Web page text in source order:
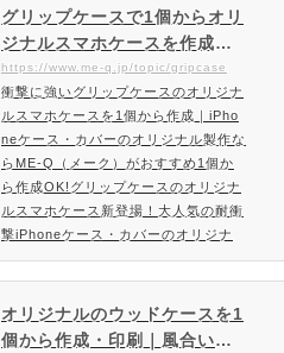
り！安いだけじゃない高品質仕上がり
で皆様にご好評頂いております。オリ
ジナル全面印刷スマホケースの印刷方
なった3D昇華転写印刷という方式を
とっております。インクシートを加
熱…
グリップケースで1個からオリ
ジナルスマホケースを作成｜i
Phoneケースのオリジナル製
作ならME-Q（メーク）
https://www.me-q.jp/topic/gripcase
衝撃に強いグリップケースのオリジナ
ルスマホケースを1個から作成｜iPho
neケース・カバーのオリジナル製作な
らME-Q（メーク）がおすすめ1個か
ら作成OK!グリップケースのオリジナ
ルスマホケース新登場！大人気の耐衝
撃iPhoneケース・カバーのオリジナ
ルプリント製作。人気の耐衝撃タイプ
「オリジナルグリップケース」のiPho
neケース・カバーのオリジナルプリン
トするならME-Q（メーク）がおすす
オリジナルのウッドケースを1
個から作成・印刷｜風合いが